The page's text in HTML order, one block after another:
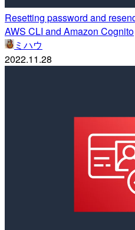
Resetting password and
AWS CLI and Amazon Cognito
ミハウ
2022.11.28